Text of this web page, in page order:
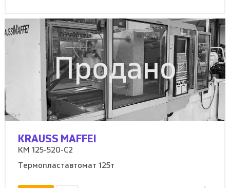
Продано
KRAUSS MAFFEI
KM 125-520-C2
Термопластавтомат 125т